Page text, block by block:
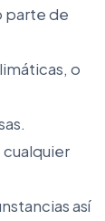
parte de
o
cualquier
así